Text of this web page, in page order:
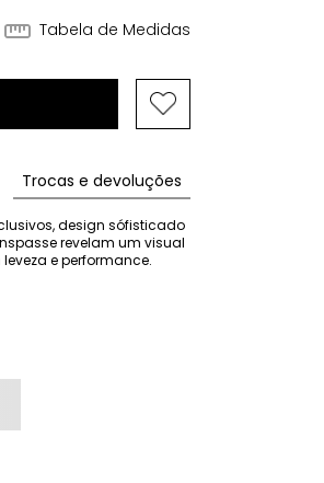
Tabela de Medidas
Trocas e devoluções
design sófisticado
revelam um visual
e performance.